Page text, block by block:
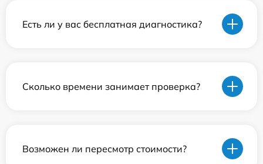
Есть ли у вас бесплатная диагностика?
Сколько времени занимает проверка?
Возможен ли пересмотр стоимости?